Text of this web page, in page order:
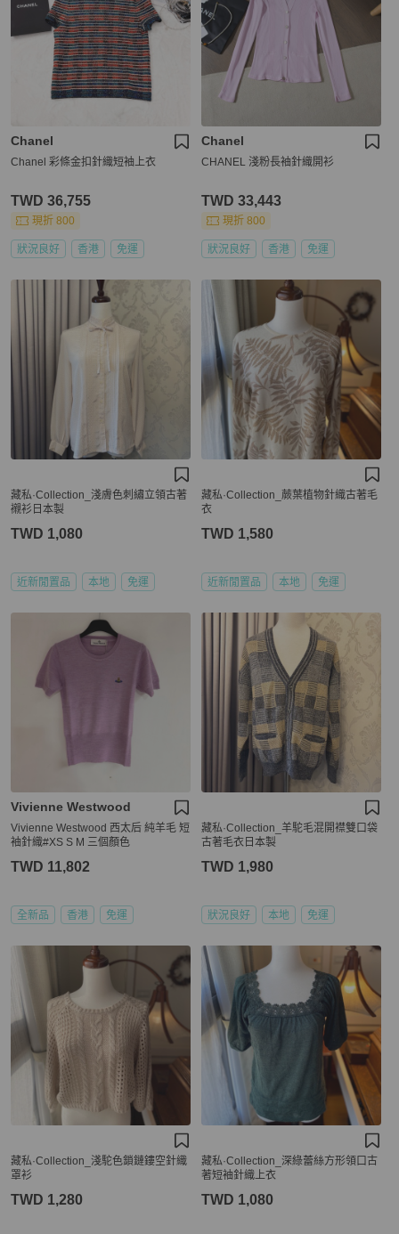
Chanel
Chanel 彩條金扣針織短袖上衣
TWD 36,755
現折 800
狀況良好 香港 免運
Chanel
CHANEL 淺粉長袖針織開衫
TWD 33,443
現折 800
狀況良好 香港 免運
藏私·Collection_淺膚色刺繡立領古著
襯衫日本製
TWD 1,080
近新閒置品 本地 免運
藏私·Collection_蕨葉植物針織古著毛
衣
TWD 1,580
近新閒置品 本地 免運
Vivienne Westwood
Vivienne Westwood 西太后 純羊毛 短
袖針織#XS S M 三個顏色
TWD 11,802
全新品 香港 免運
藏私·Collection_羊駝毛混開襟雙口袋
古著毛衣日本製
TWD 1,980
狀況良好 本地 免運
藏私·Collection_淺駝色鎖鏈鏤空針織
罩衫
TWD 1,280
藏私·Collection_深綠蕾絲方形領口古
著短袖針織上衣
TWD 1,080